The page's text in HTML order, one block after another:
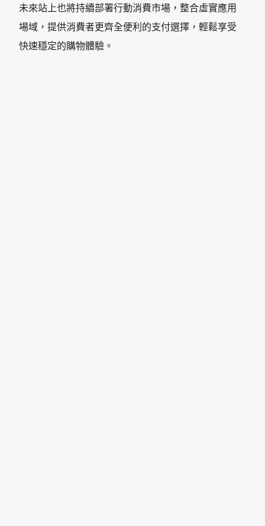
未來站上也將持續部署行動消費市場，整合虛實應用
場域，提供消費者更齊全便利的支付選擇，輕鬆享受
快速穩定的購物體驗。